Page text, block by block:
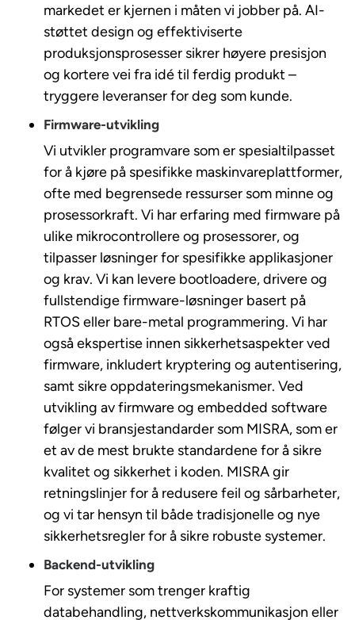
markedet er kjernen i måten vi jobber på. AI-
støttet design og effektiviserte
produksjonsprosesser sikrer høyere presisjon
og kortere vei fra idé til ferdig produkt –
tryggere leveranser for deg som kunde.
Firmware-utvikling
Vi utvikler programvare som er spesialtilpasset
for å kjøre på spesifikke maskinvareplattformer,
ofte med begrensede ressurser som minne og
prosessorkraft. Vi har erfaring med firmware på
ulike mikrocontrollere og prosessorer, og
tilpasser løsninger for spesifikke applikasjoner
og krav. Vi kan levere bootloadere, drivere og
fullstendige firmware-løsninger basert på
RTOS eller bare-metal programmering. Vi har
også ekspertise innen sikkerhetsaspekter ved
firmware, inkludert kryptering og autentisering,
samt sikre oppdateringsmekanismer. Ved
utvikling av firmware og embedded software
følger vi bransjestandarder som MISRA, som er
et av de mest brukte standardene for å sikre
kvalitet og sikkerhet i koden. MISRA gir
retningslinjer for å redusere feil og sårbarheter,
og vi tar hensyn til både tradisjonelle og nye
sikkerhetsregler for å sikre robuste systemer.
Backend-utvikling
For systemer som trenger kraftig
databehandling, nettverkskommunikasjon eller